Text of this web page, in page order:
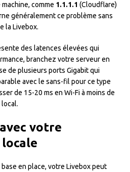
comme 1.1.1.1 (Cloudflare)
généralement ce problème sans
la Livebox.
des latences élevées qui
branchez votre serveur en
de plusieurs ports Gigabit qui
avec le sans-fil pour ce type
de 15-20 ms en Wi-Fi à moins de
votre
en place, votre Livebox peut